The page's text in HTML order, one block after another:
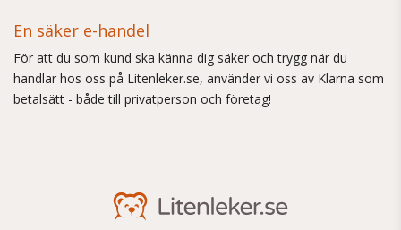
En säker e-handel
För att du som kund ska känna dig säker och trygg när du
handlar hos oss på Litenleker.se, använder vi oss av Klarna som
betalsätt - både till privatperson och företag!